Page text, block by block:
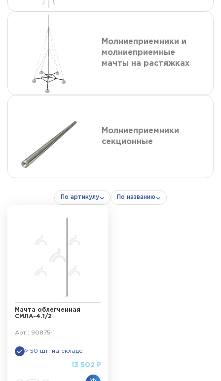
Молниеприемники и
молниеприемные
мачты на растяжках
Молниеприемники
секционные
По артикулу По названию
Мачта облегченная
СМЛА-4.1/2
Арт.: 90875-1
> 50 шт. на складе
13 502 ₽